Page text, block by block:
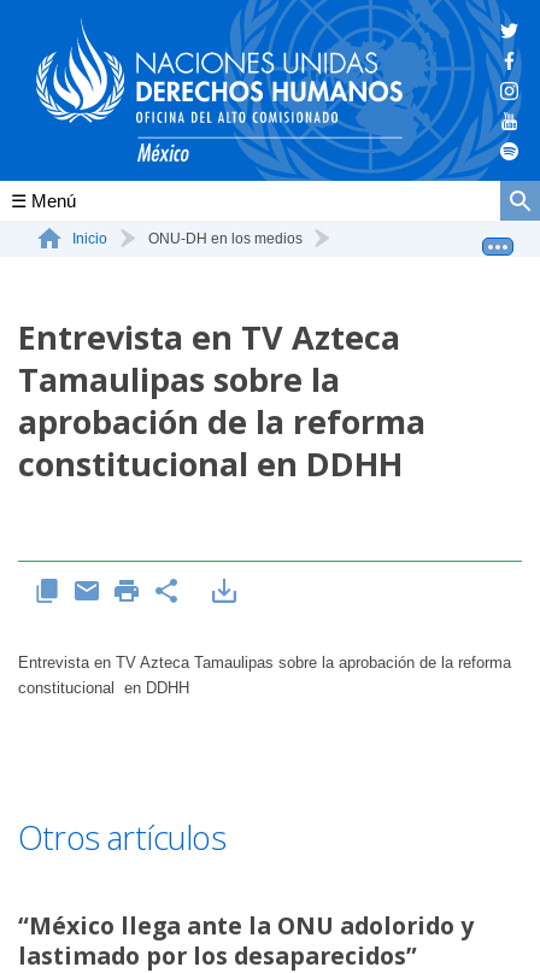
Conócenos
La ONU-DH en México
Vacantes ONU-DH México
ONU-DH en el tiempo
Inicio ONU-DH en los medios
Entrevista en TV Azteca
Tamaulipas sobre la
aprobación de la reforma
constitucional en DDHH
Entrevista en TV Azteca Tamaulipas sobre la aprobación de la reforma
constitucional en DDHH
Otros artículos
“México llega ante la ONU adolorido y
lastimado por los desaparecidos”